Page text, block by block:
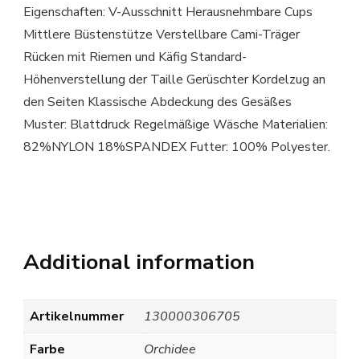
Eigenschaften: V-Ausschnitt Herausnehmbare Cups
Mittlere Büstenstütze Verstellbare Cami-Träger
Rücken mit Riemen und Käfig Standard-
Höhenverstellung der Taille Gerüschter Kordelzug an
den Seiten Klassische Abdeckung des Gesäßes
Muster: Blattdruck Regelmäßige Wäsche Materialien:
82%NYLON 18%SPANDEX Futter: 100% Polyester.
Additional information
Artikelnummer
130000306705
Farbe
Orchidee